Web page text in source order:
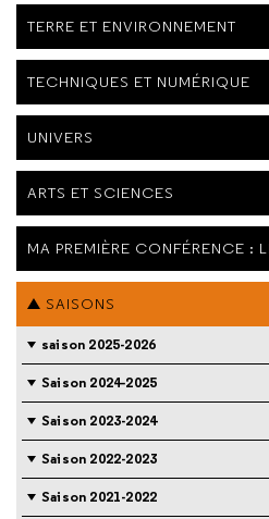
TERRE ET ENVIRONNEMENT
TECHNIQUES ET NUMÉRIQUE
UNIVERS
ARTS ET SCIENCES
MA PREMIÈRE CONFÉRENCE :
SAISONS
saison 2025-2026
Saison 2024-2025
Saison 2023-2024
Saison 2022-2023
Saison 2021-2022